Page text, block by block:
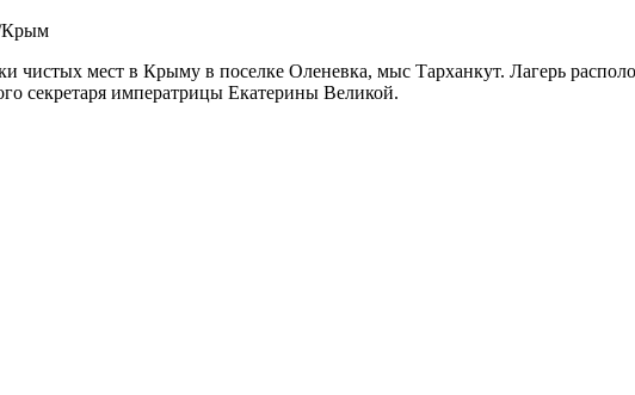
Крым
чистых мест в Крыму в поселке Оленевка, мыс Тарханкут. Лагерь
секретаря императрицы Екатерины Великой.